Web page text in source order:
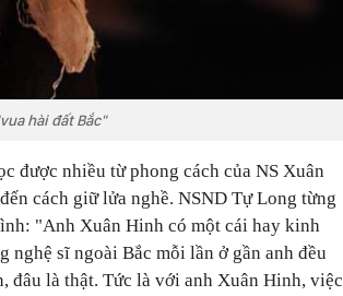
hài đất Bắc"
được nhiều từ phong cách của NS Xuân
cách giữ lửa nghề. NSND Tự Long từng
"Anh Xuân Hinh có một cái hay kinh
nghệ sĩ ngoài Bắc mỗi lần ở gần anh đều
đâu là thật. Tức là với anh Xuân Hinh, việc